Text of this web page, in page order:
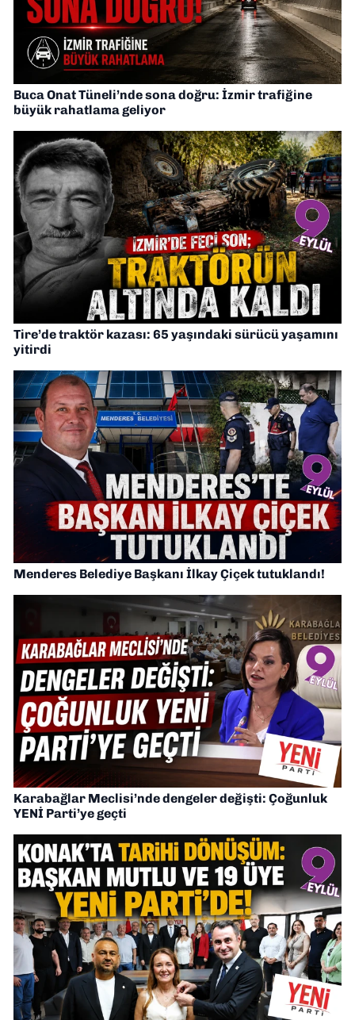
Buca Onat Tüneli’nde sona doğru: İzmir trafiğine
büyük rahatlama geliyor
Tire’de traktör kazası: 65 yaşındaki sürücü yaşamını
yitirdi
Menderes Belediye Başkanı İlkay Çiçek tutuklandı!
Karabağlar Meclisi’nde dengeler değişti: Çoğunluk
YENİ Parti’ye geçti